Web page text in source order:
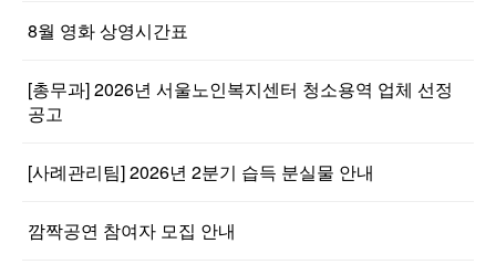
8월 영화 상영시간표
[총무과] 2026년 서울노인복지센터 청소용역 업체 선정
공고
[사례관리팀] 2026년 2분기 습득 분실물 안내
깜짝공연 참여자 모집 안내